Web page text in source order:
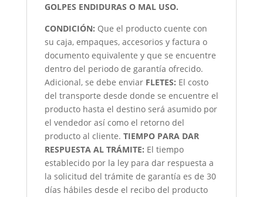
GOLPES ENDIDURAS O MAL USO.
CONDICIÓN: Que el producto cuente con
su caja, empaques, accesorios y factura o
documento equivalente y que se encuentre
dentro del periodo de garantía ofrecido.
Adicional, se debe enviar FLETES: El costo
del transporte desde donde se encuentre el
producto hasta el destino será asumido por
el vendedor así como el retorno del
producto al cliente. TIEMPO PARA DAR
RESPUESTA AL TRÁMITE: El tiempo
establecido por la ley para dar respuesta a
la solicitud del trámite de garantía es de 30
días hábiles desde el recibo del producto